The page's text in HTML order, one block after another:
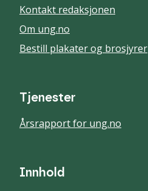
Kontakt redaksjonen
Om ung.no
Bestill plakater og brosjyrer
Tjenester
Årsrapport for ung.no
Innhold